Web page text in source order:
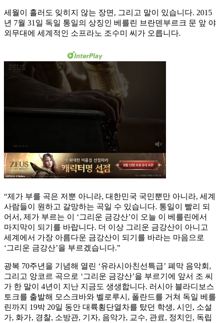
세월이 흘러도 잊히지 않는 장면, 그리고 말이 있습니다. 2015
년 7월 31일 독일 통일의 상징인 베를린 브란덴부르크 문 앞 야
외무대에 세계적인 소프라노 조수미 씨가 오릅니다.
“제가 부를 곡은 저뿐 아니라, 대한민국 국민뿐만 아니라, 세계
사람들이 원하고 갈망하는 곡일 수 있습니다. 통일이 빨리 되
어서, 제가 부르는 이 ‘그리운 금강산’이 오늘 이 베를린에서
마지막이 되기를 바랍니다. 더 이상 그리운 금강산이 아니고
세계에서 가장 아름다운 금강산이 되기를 바라는 마음으로
‘그리운 금강산’을 부르겠습니다.”
광복 70주년을 기념해 열린 ‘유라시아친선특급’ 폐막 음악회,
그리고 앙코르 곡으로 ‘그리운 금강산’을 부르기에 앞서 조 씨
가 한 말이 4년이 지난 지금도 생생합니다. 러시아 블라디보스
토크를 출발해 모스크바와 벨로루시, 폴란드를 거쳐 독일 베를
린까지 19박 20일 동안 대륙횡단열차를 탔던 학생, 시인, 소설
가, 화가, 경찰, 소방관, 기자, 음악가, 교수, 관료, 정치인, 독립